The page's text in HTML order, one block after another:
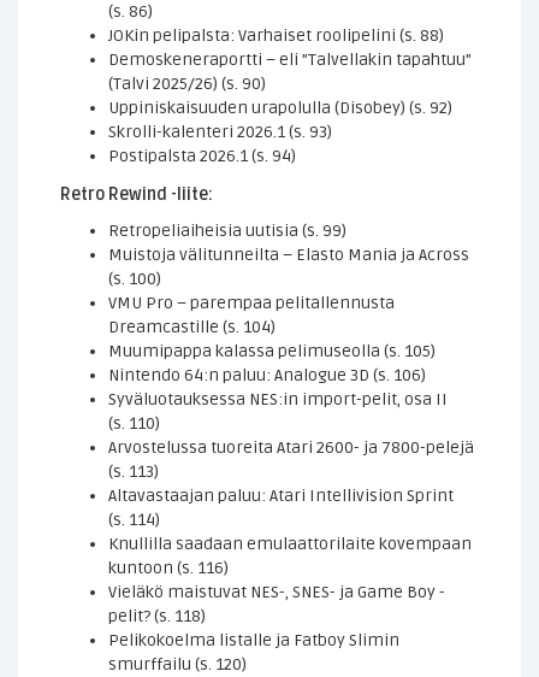
(s. 86)
JOKin pelipalsta: Varhaiset roolipelini (s. 88)
Demoskeneraportti – eli ”Talvellakin tapahtuu”
(Talvi 2025/26) (s. 90)
Uppiniskaisuuden urapolulla (Disobey) (s. 92)
Skrolli-kalenteri 2026.1 (s. 93)
Postipalsta 2026.1 (s. 94)
Retro Rewind -liite:
Retropeliaiheisia uutisia (s. 99)
Muistoja välitunneilta – Elasto Mania ja Across
(s. 100)
VMU Pro – parempaa pelitallennusta
Dreamcastille (s. 104)
Muumipappa kalassa pelimuseolla (s. 105)
Nintendo 64:n paluu: Analogue 3D (s. 106)
Syväluotauksessa NES:in import-pelit, osa II
(s. 110)
Arvostelussa tuoreita Atari 2600- ja 7800-pelejä
(s. 113)
Altavastaajan paluu: Atari Intellivision Sprint
(s. 114)
Knullilla saadaan emulaattorilaite kovempaan
kuntoon (s. 116)
Vieläkö maistuvat NES-, SNES- ja Game Boy -
pelit? (s. 118)
Pelikokoelma listalle ja Fatboy Slimin
smurffailu (s. 120)